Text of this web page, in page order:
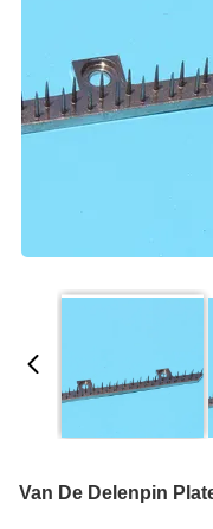
Van De Delenpin